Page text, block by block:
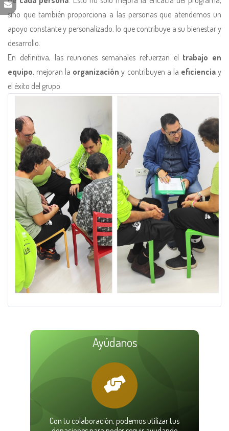
sino que también proporciona a las personas que atendemos un
apoyo constante y personalizado, lo que contribuye a su bienestar y
desarrollo.
En definitiva, las reuniones semanales refuerzan el trabajo en
equipo, mejoran la organización y contribuyen a la eficienciay
el éxito del grupo.
Ayúdanos
Con tu colaboración, podemos utilizar tus